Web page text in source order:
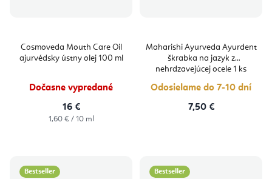
Cosmoveda Mouth Care Oil
ajurvédsky ústny olej 100 ml
Dočasne vypredané
16 €
Jednotková
1,60 € / 10 ml
Maharishi Ayurveda Ayurdent
škrabka na jazyk z
nehrdzavejúcej ocele 1 ks
Odosielame do 7-10 dní
7,50 €
Bestseller Bestseller